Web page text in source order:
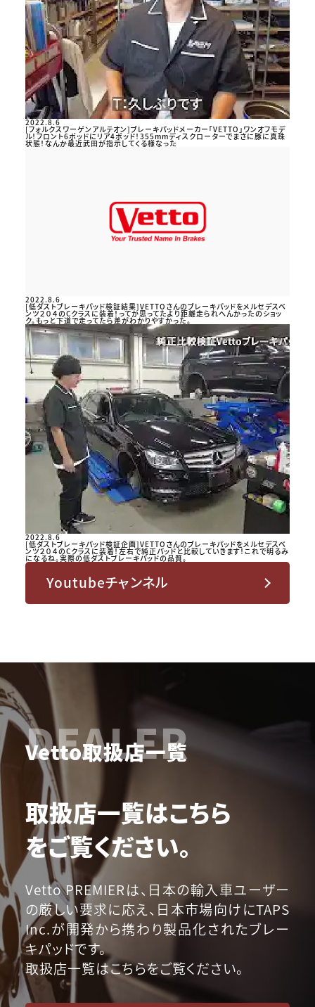
2022.8.6
[フォルクスワーゲンアルテオン]ブレーキパッドメーカー「VETTO」ワンオフモデ
ル！フロント6ポッドにリア4ポッド！355mmディスクローターでまさに豚に真珠
状態！なんか最近武田が指示してくる様なった
2022.8.6
[低ダストブレーキパッド検証結果]VETTOさんのブレーキパッドをメルセデスベ
ンツ２０４のCクラスに装着！ってか思ってたより距離走られへんかったのショッ
ク。もっと下道で走ってたら差がわかりやすかった。
2022.8.6
[低ダストブレーキパッド検証企画]VETTOさんのブレーキパッドをメルセデスベ
ンツ２０４のCクラスに装着！左右で純正パッドと比較していきます！これで明るみ
になるね。実際の低ダストブレーキパッドの品質。
Youtubeチャンネル
DEALER
Vetto取扱店一覧
取扱店一覧はこちら
をご覧ください。
Vetto PREMIERは、日本の輸入車ユーザー
の厳しい要求に応え、日本市場向けにTAPS
Inc.が開発から携わり製品化されたブレー
キパッドです。
取扱店一覧はこちらをご覧ください。